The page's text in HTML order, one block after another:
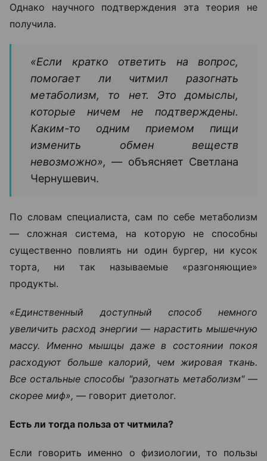
Однако научного подтверждения эта теория не
получила.
«Если кратко ответить на вопрос,
помогает ли читмил разогнать
метаболизм, то нет. Это домыслы,
которые ничем не подтверждены.
Каким-то одним приемом пищи
изменить обмен веществ
невозможно», — объясняет Светлана
Чернушевич.
По словам специалиста, сам по себе метаболизм
— сложная система, на которую не способны
существенно повлиять ни один бургер, ни кусок
торта, ни так называемые «разгоняющие»
продукты.
«Единственный доступный способ немного
увеличить расход энергии — нарастить мышечную
массу. Именно мышцы даже в состоянии покоя
расходуют больше калорий, чем жировая ткань.
Все остальные способы "разогнать метаболизм" —
скорее миф», — говорит диетолог.
Есть ли тогда польза от читмила?
Если говорить именно о физиологии, то пользы